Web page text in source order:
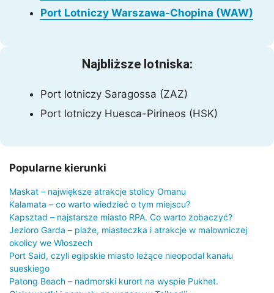
Port Lotniczy Warszawa-Chopina (WAW)
Najbliższe lotniska:
Port lotniczy Saragossa (ZAZ)
Port lotniczy Huesca-Pirineos (HSK)
Popularne kierunki
Maskat – największe atrakcje stolicy Omanu
Kalamata – co warto wiedzieć o tym miejscu?
Kapsztad – najstarsze miasto RPA. Co warto zobaczyć?
Jezioro Garda – plaże, miasteczka i atrakcje w malowniczej
okolicy we Włoszech
Port Said, czyli egipskie miasto leżące nieopodal kanału
sueskiego
Patong Beach – nadmorski kurort na wyspie Pukhet.